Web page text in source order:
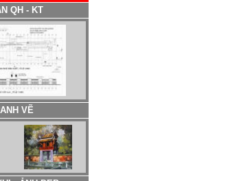
QH - KT
VẼ